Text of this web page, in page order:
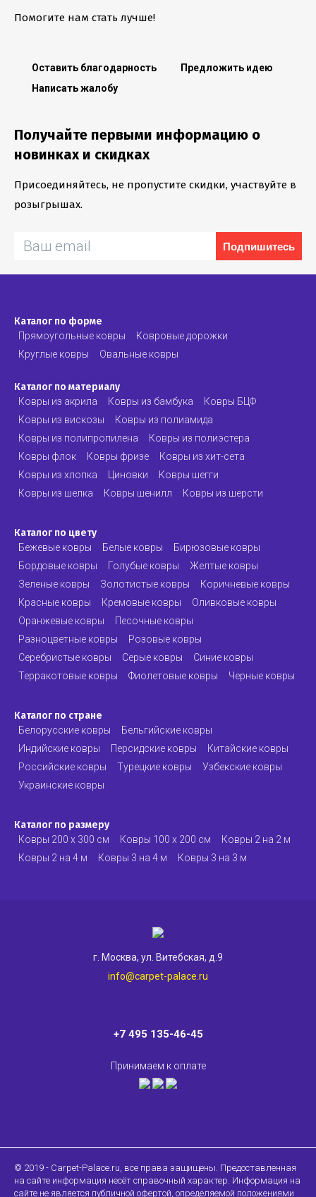
Помогите нам стать лучше!
Оставить благодарность
Предложить идею
Написать жалобу
Получайте первыми информацию о
новинках и скидках
Присоединяйтесь, не пропустите скидки, участвуйте в
розыгрышах.
Подпишитесь
Каталог по форме
Прямоугольные ковры
Ковровые дорожки
Круглые ковры
Овальные ковры
Каталог по материалу
Ковры из акрила Ковры из бамбука
Ковры БЦФ
Ковры из вискозы
Ковры из полиамида
Ковры из полипропилена
Ковры из полиэстера
Ковры флок
Ковры фризе
Ковры из хит-сета
Ковры из хлопка
Циновки
Ковры шегги
Ковры из шелка
Ковры шенилл Ковры из шерсти
Каталог по цвету
Бежевые ковры Белые ковры
Бирюзовые ковры
Бордовые ковры
Голубые ковры
Желтые ковры
Зеленые ковры
Золотистые ковры
Коричневые ковры
Красные ковры
Кремовые ковры
Оливковые ковры
Оранжевые ковры
Песочные ковры
Разноцветные ковры
Розовые ковры
Серебристые ковры
Серые ковры
Синие ковры
Терракотовые ковры
Фиолетовые ковры Черные ковры
Каталог по стране
Белорусские ковры
Бельгийские ковры
Индийские ковры
Персидские ковры
Китайские ковры
Российские ковры
Турецкие ковры
Узбекские ковры
Украинские ковры
Каталог по размеру
Ковры 200 х 300 см Ковры 100 х 200 см
Ковры 2 на 2 м
Ковры 2 на 4 м
Ковры 3 на 4 м Ковры 3 на 3 м
г. Москва, ул. Витебская, д.9
info@carpet-palace.ru
+7 495 135-46-45
Принимаем к оплате
© 2019 - Carpet-Palace.ru, все права защищены. Предоставленная
на сайте информация несёт справочный характер. Информация на
сайте не является публичной офертой, определяемой положениями